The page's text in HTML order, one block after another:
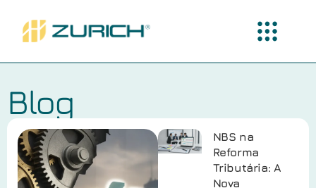
Blog
NBS na
Reforma
Tributária: A
Nova